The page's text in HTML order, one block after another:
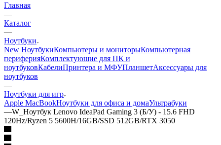
Главная
—
Каталог
—
Ноутбуки
New НоутбукиКомпьютеры и мониторыКомпьютерная
периферияКомплектующие для ПК и
ноутбуковКабелиПринтера и МФУПланшетАксессуары для
ноутбуков
—
Ноутбуки для игр
Apple MacBookНоутбуки для офиса и домаУльтрабуки
—W_Ноутбук Lenovo IdeaPad Gaming 3 (Б/У) - 15.6 FHD
120Hz/Ryzen 5 5600H/16GB/SSD 512GB/RTX 3050